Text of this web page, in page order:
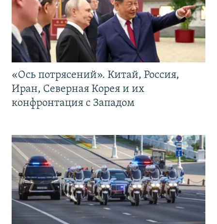
«Ось потрясений». Китай, Россия,
Иран, Северная Корея и их
конфронтация с Западом